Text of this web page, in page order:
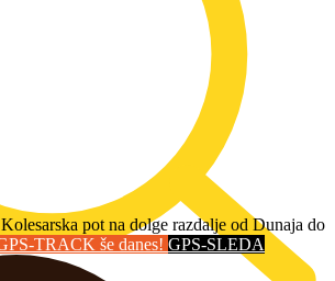
Kolesarska pot na dolge razdalje od Dunaja do
TRACK še danes! GPS-SLEDA